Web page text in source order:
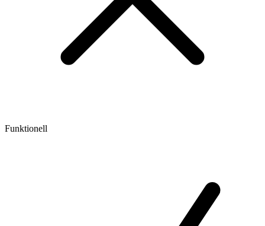
Funktionell